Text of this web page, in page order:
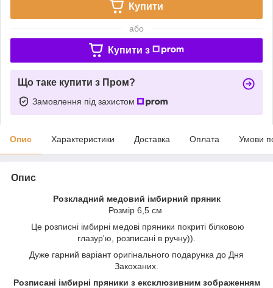
Купити
або
Купити з
Що таке купити з Пром?
Замовлення під захистом
Опис Характеристики Доставка Оплата Умови
Опис
Розкладний медовий імбирний пряник
Розмір 6,5 см
Це розписні імбирні медові пряники покриті білковою
глазур'ю, розписані в ручну)).
Дуже гарний варіант оригінального подарунка до Дня
Закоханих.
Розписані імбирні пряники з ексклюзивним зображенням